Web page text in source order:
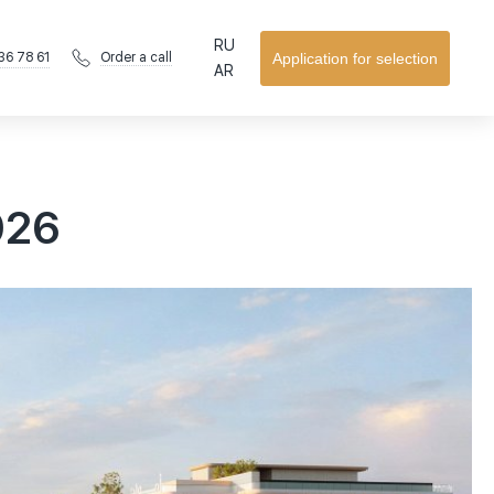
78 61 Order a call Application for selection
RU
AR